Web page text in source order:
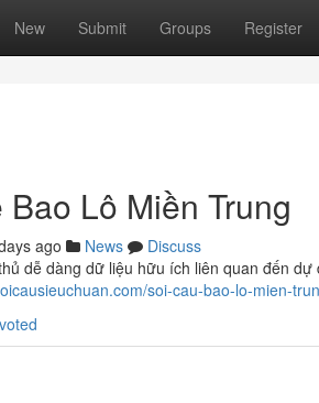
New Submit Groups Register
Lô Miền Trung
ago News
Discuss
dễ dàng dữ liệu hữu ích liên quan đến
soi-cau-bao-lo-mien-